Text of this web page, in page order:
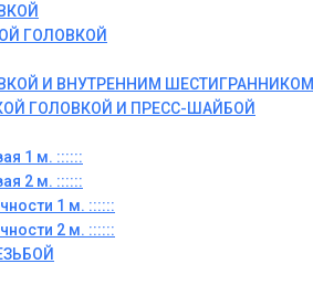
ГОЛОВКОЙ
И ВНУТРЕННИМ ШЕСТИГРАННИКОМ
ГОЛОВКОЙ И ПРЕСС-ШАЙБОЙ
1 м. ::::::
2 м. ::::::
1 м. ::::::
2 м. ::::::